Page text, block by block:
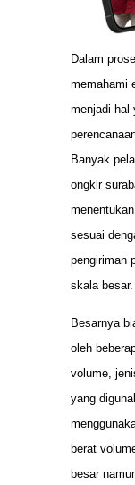
Dalam
memahami
menjadi hal
Banyak
ongkir
sesuai
pengiriman
skala besar.
Besarnya
oleh
volume,
yang
berat
besar